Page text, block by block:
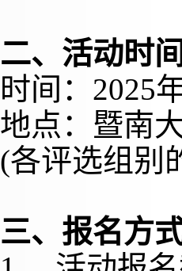
二、活动时
时间： 2025
地点：暨南
(各评选组别
三、报名方